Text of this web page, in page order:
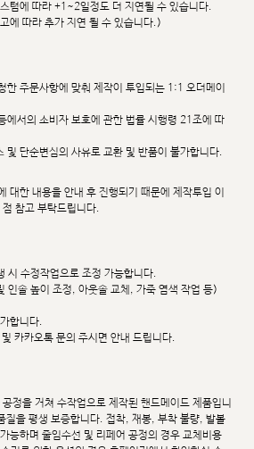
텀에 따라 +1~2일정도 더 지연될 수 있습니다.
에 따라 추가 지연 될 수 있습니다.)
한 주문사항에 맞춰 제작이 투입되는 1:1 오더메이
에서의 소비자 보호에 관한 법률 시행령 21조에 따
및 단순변심의 사유로 교환 및 반품이 불가합니다.
대한 내용을 안내 후 진행되기 때문에 제작투입 이
참고 부탁드립니다.
시 수정작업으로 조정 가능합니다.
인솔 높이 조정, 아웃솔 교체, 가죽 염색 작업 등)
합니다.
카카오톡 문의 주시면 안내 드립니다.
정을 거쳐 수작업으로 제작된 핸드메이드 제품입니
질을 평생 보증합니다. 접착, 재봉, 부착 불량, 발볼
능하며 줄임수선 및 리페어 공정의 경우 교체비용